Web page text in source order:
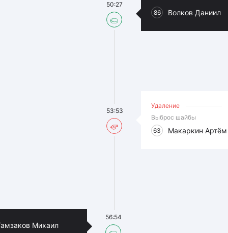
86 Волков Даниил
50:27
Удаление
Выброс шайбы
63
Макаркин Артём
53:53
Михаил
56:54